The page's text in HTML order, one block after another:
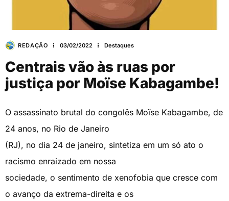
REDAÇÃO 03/02/2022 Destaques
Centrais vão às ruas por
justiça por Moïse Kabagambe!
O assassinato brutal do congolês Moïse Kabagambe, de
24 anos, no Rio de Janeiro
(RJ), no dia 24 de janeiro, sintetiza em um só ato o
racismo enraizado em nossa
sociedade, o sentimento de xenofobia que cresce com
o avanço da extrema-direita e os